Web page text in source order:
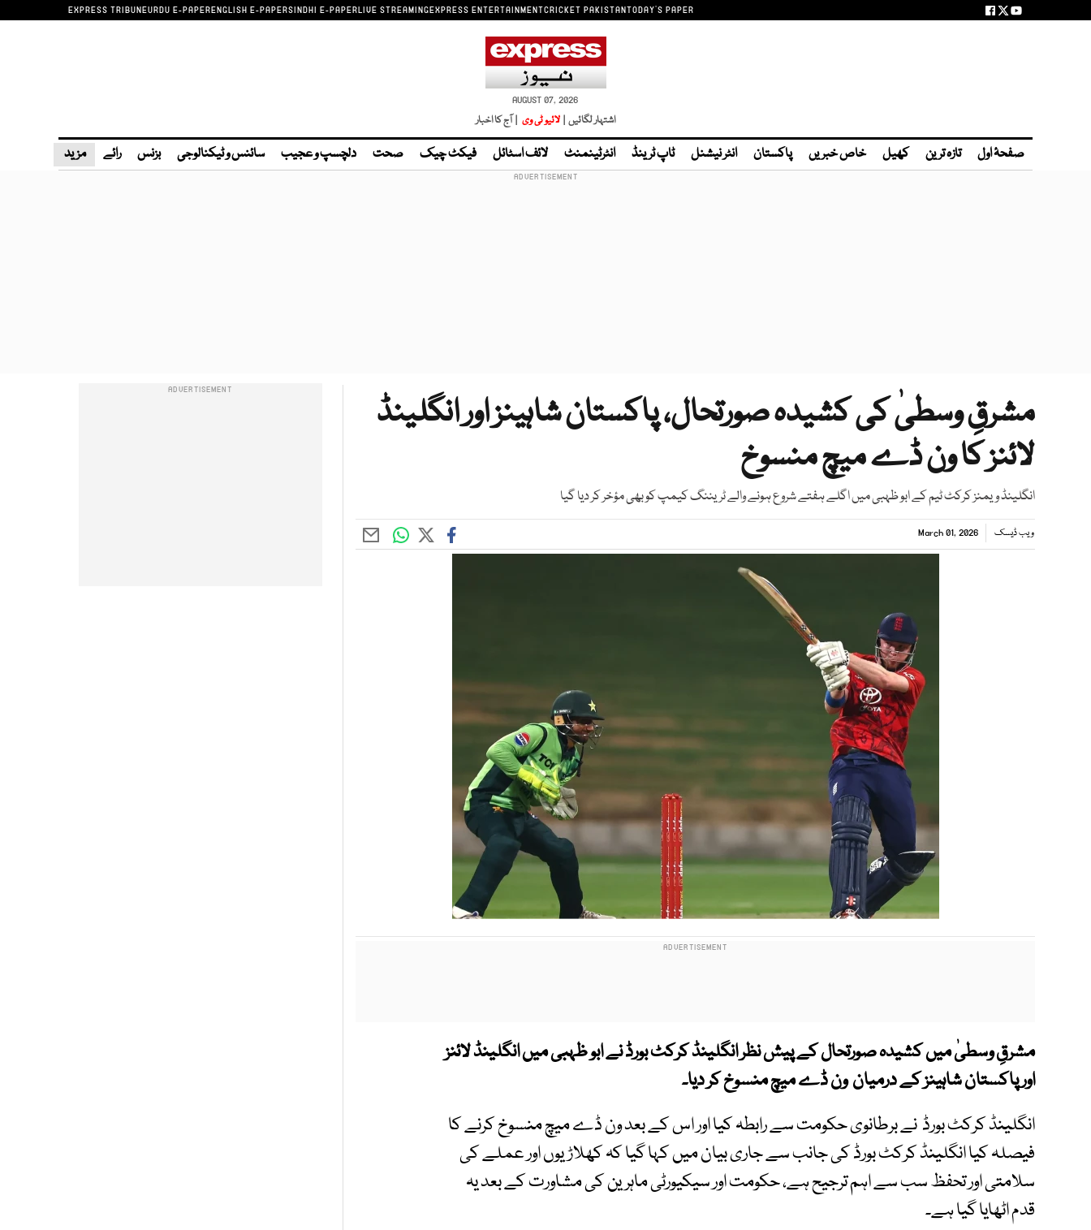
EXPRESS TRIBUNEURDU E-PAPERENGLISH E-PAPERSINDHI E-PAPERLIVE STREAMINGEXPRESS ENTERTAINMENTCRICKET PAKISTANTODAY'S PAPER
AUGUST 07, 2026
اشتہار لگائیں | لائیو ٹی وی | آج کا اخبار
صفحۂ اول تازہ ترین کھیل خاص خبریں پاکستان انٹر نیشنل ٹاپ ٹرینڈ انٹرٹینمنٹ لائف اسٹائل فیکٹ چیک صحت دلچسپ و عجیب سائنس و ٹیکنالوجی بزنس رائے مزید
مشرقِ وسطیٰ کی کشیدہ صورتحال، پاکستان شاہینز اور انگلینڈ
لائنز کا ون ڈے میچ منسوخ
انگلینڈ ویمنز کرکٹ ٹیم کے ابو ظہبی میں اگلے ہفتے شروع ہونے والے ٹریننگ کیمپ کو بھی مؤخر کر دیا گیا
ویب ڈیسک March 01, 2026
مشرقِ وسطیٰ میں کشیدہ صورتحال کے پیش نظر انگلینڈ کرکٹ بورڈ نے ابو ظہبی میں انگلینڈ لائنز
اور پاکستان شاہینز کے درمیان ون ڈے میچ منسوخ کر دیا۔
انگلینڈ کرکٹ بورڈ نے برطانوی حکومت سے رابطہ کیا اور اس کے بعد ون ڈے میچ منسوخ کرنے کا
فیصلہ کیا انگلینڈ کرکٹ بورڈ کی جانب سے جاری بیان میں کہا گیا کہ کھلاڑیوں اور عملے کی
سلامتی اور تحفظ سب سے اہم ترجیح ہے، حکومت اور سیکیورٹی ماہرین کی مشاورت کے بعد یہ
قدم اٹھایا گیا ہے۔